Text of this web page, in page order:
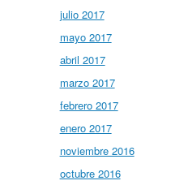
julio 2017
mayo 2017
abril 2017
marzo 2017
febrero 2017
enero 2017
noviembre 2016
octubre 2016